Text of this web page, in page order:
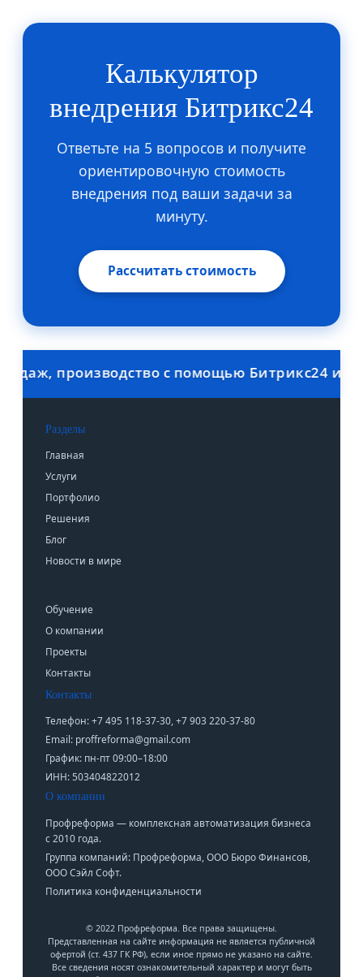
Калькулятор
внедрения Битрикс24
Ответьте на 5 вопросов и получите
ориентировочную стоимость
внедрения под ваши задачи за
минуту.
Рассчитать стоимость
производство с помощью Битрикс24 и 1С.
Разделы
Главная
Услуги
Портфолио
Решения
Блог
Новости в мире
Обучение
О компании
Проекты
Контакты
Контакты
Телефон: +7 495 118-37-30, +7 903 220-37-80
Email: proffreforma@gmail.com
График: пн-пт 09:00–18:00
ИНН: 503404822012
О компании
Профреформа — комплексная автоматизация бизнеса
с 2010 года.
Группа компаний: Профреформа, ООО Бюро Финансов,
ООО Сэйл Софт.
Политика конфиденциальности
© 2022 Профреформа. Все права защищены.
Представленная на сайте информация не является публичной
офертой (ст. 437 ГК РФ), если иное прямо не указано на сайте.
Все сведения носят ознакомительный характер и могут быть